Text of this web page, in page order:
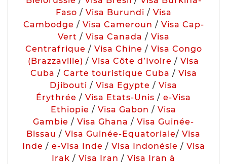
Faso / Visa Burundi / Visa
Cambodge / Visa Cameroun / Visa Cap-
Vert / Visa Canada / Visa
Centrafrique / Visa Chine / Visa Congo
(Brazzaville) / Visa Côte d’Ivoire / Visa
Cuba / Carte touristique Cuba / Visa
Djibouti / Visa Egypte / Visa
Érythrée / Visa Etats-Unis / e-Visa
Ethiopie / Visa Gabon / Visa
Gambie / Visa Ghana / Visa Guinée-
Bissau / Visa Guinée-Equatoriale/ Visa
Inde / e-Visa Inde / Visa Indonésie / Visa
Irak / Visa Iran / Visa Iran à